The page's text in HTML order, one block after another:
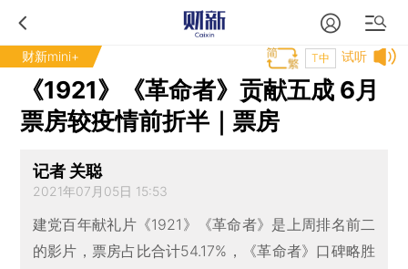
财新mini+ 试听
T中
《1921》《革命者》贡献五成 6月
票房较疫情前折半｜票房
记者 关聪
2021年07月05日 15:53
建党百年献礼片《1921》《革命者》是上周排名前二
的影片，票房占比合计54.17%，《革命者》口碑略胜